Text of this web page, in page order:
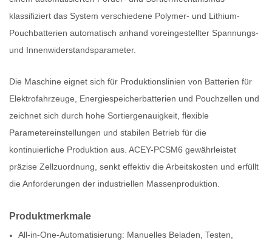
klassifiziert das System verschiedene Polymer- und Lithium-
Pouchbatterien automatisch anhand voreingestellter Spannungs-
und Innenwiderstandsparameter.
Die Maschine eignet sich für Produktionslinien von Batterien für
Elektrofahrzeuge, Energiespeicherbatterien und Pouchzellen und
zeichnet sich durch hohe Sortiergenauigkeit, flexible
Parametereinstellungen und stabilen Betrieb für die
kontinuierliche Produktion aus. ACEY-PCSM6 gewährleistet
präzise Zellzuordnung, senkt effektiv die Arbeitskosten und erfüllt
die Anforderungen der industriellen Massenproduktion.
Produktmerkmale
All-in-One-Automatisierung: Manuelles Beladen, Testen,